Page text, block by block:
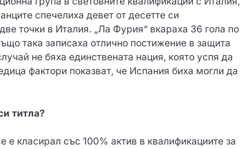
спечелиха девет от десетте си
точки в Италия. „Ла Фурия“ вкараха 36 гола по
така записаха отлично постижение в защита
не бяха единствената нация, която успя да
фактори показват, че Испания биха могли да
титла?
е класирал със 100% актив в квалификациите за